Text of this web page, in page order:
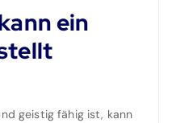
ein
geistig fähig ist, kann